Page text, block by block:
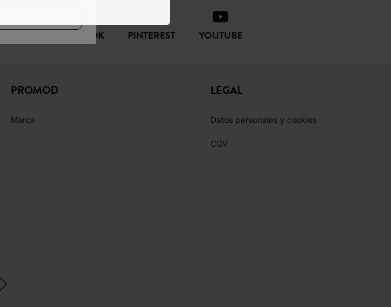
TIKTOK PINTEREST YOUTUBE
PROMOD
Marca
LEGAL
Datos personales y cookies
CGV